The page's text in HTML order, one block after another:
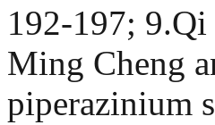
192-197;
Ming Cheng
piperazinium